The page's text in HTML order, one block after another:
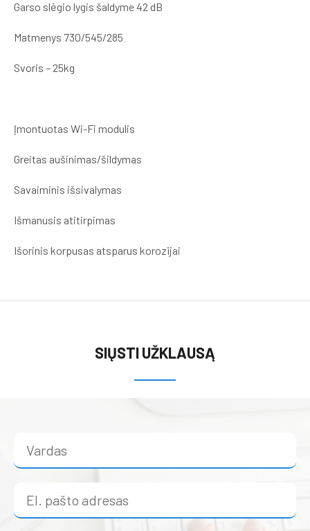
Garso slėgio lygis šaldyme 42 dB
Matmenys 730/545/285
Svoris – 25kg
Įmontuotas Wi-Fi modulis
Greitas aušinimas/šildymas
Savaiminis išsivalymas
Išmanusis atitirpimas
Išorinis korpusas atsparus korozijai
SIŲSTI UŽKLAUSĄ